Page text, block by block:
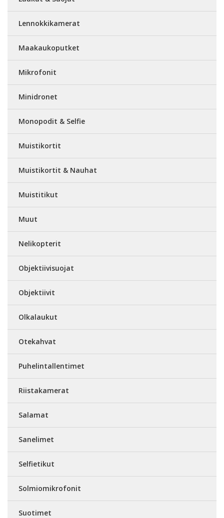
Lennokkikamerat
Maakaukoputket
Mikrofonit
Minidronet
Monopodit & Selfie
Muistikortit
Muistikortit & Nauhat
Muistitikut
Muut
Nelikopterit
Objektiivisuojat
Objektiivit
Olkalaukut
Otekahvat
Puhelintallentimet
Riistakamerat
Salamat
Sanelimet
Selfietikut
Solmiomikrofonit
Suotimet